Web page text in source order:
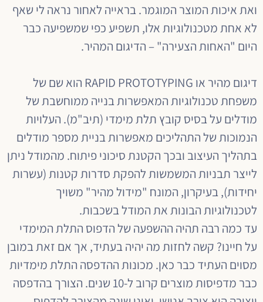
ואת איכות המוצר המוגמר. בראייה לאחור נראה לי שאף
לא אחת מטכנולוגיות אלו, תשפיע כפי שמשפיעה כבר
היום "האחות הצעירה" – הדיגום המהיר.
דיגום מהיר או RAPID PROTOTYPING הוא שם של
משפחת טכנולוגיות המאפשרות בנייה ממוחשבת של
מודלים על בסיס קובץ תלת מימדי (תיב"מ). העלויות
הנמוכות של התהליכים מאפשרות בניית מספר מודלים
בתהליך העיצוב ובכך הקטנת סיכוני פיתוח. מהמודל ניתן
לייצר תבניות המשמשות להפקת סדרות קטנות (עשרות
יחידות), בעיקרון, המונח "מידול מהיר" משויך
לטכנולוגיות הבונות את המודל בשכבות.
עד כמה רבה תהיה ההשפעה של הדפוס התלת המימדי
על חיינו? קשה לחזות מה יהיה בעתיד, אך אם זאת במובן
מסוים העתיד כבר כאן. מכונות ההדפסה התלת מימדיות
כבר מדפיסות מוצרים קרוב ל-10 שנים. הצורך בהדפסה